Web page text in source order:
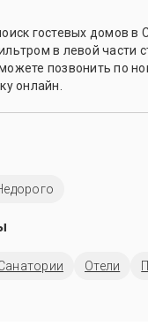
гостевых домов в
в левой части
позвонить по
онлайн.
Отели